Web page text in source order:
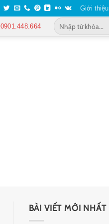
Giới thiệu
0901.448.664
BÀI VIẾT MỚI NHẤT